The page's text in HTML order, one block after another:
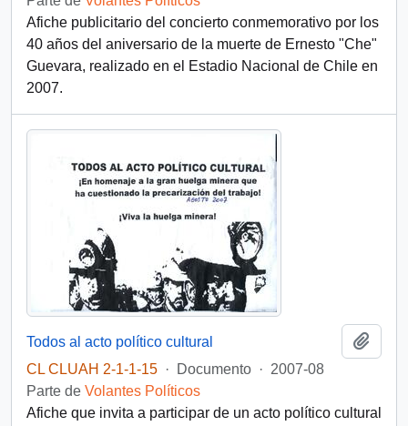
Afiche publicitario del concierto conmemorativo por los
40 años del aniversario de la muerte de Ernesto "Che"
Guevara, realizado en el Estadio Nacional de Chile en
2007.
Todos al acto político cultural
CL CLUAH 2-1-1-15 · Documento · 2007-08
Parte de Volantes Políticos
Afiche que invita a participar de un acto político cultural